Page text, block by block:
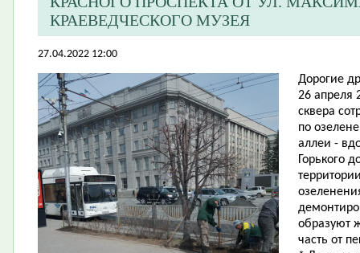
КРАЕВЕДЧЕСКОГО МУЗЕЯ
27.04.2022 12:00
Дорогие
26 апреля
сквера
по
аллеи -
Горького
образуют
часть от